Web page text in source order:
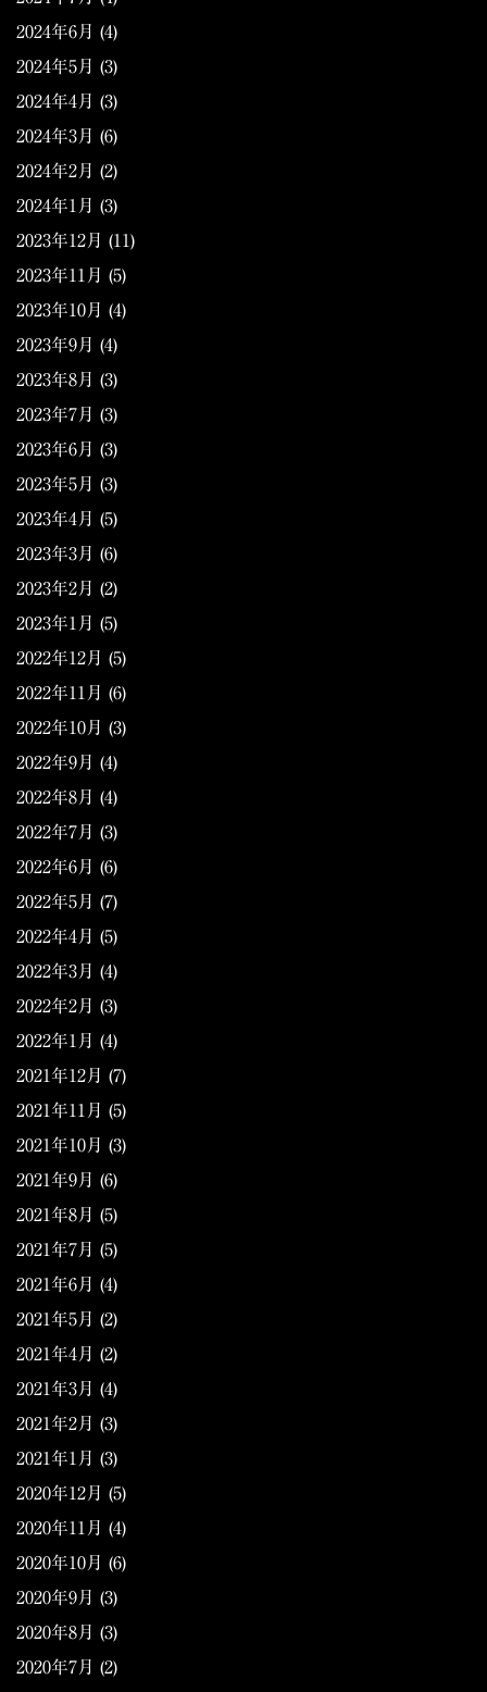
2024年6月 (4)
2024年5月 (3)
2024年4月 (3)
2024年3月 (6)
2024年2月 (2)
2024年1月 (3)
2023年12月 (11)
2023年11月 (5)
2023年10月 (4)
2023年9月 (4)
2023年8月 (3)
2023年7月 (3)
2023年6月 (3)
2023年5月 (3)
2023年4月 (5)
2023年3月 (6)
2023年2月 (2)
2023年1月 (5)
2022年12月 (5)
2022年11月 (6)
2022年10月 (3)
2022年9月 (4)
2022年8月 (4)
2022年7月 (3)
2022年6月 (6)
2022年5月 (7)
2022年4月 (5)
2022年3月 (4)
2022年2月 (3)
2022年1月 (4)
2021年12月 (7)
2021年11月 (5)
2021年10月 (3)
2021年9月 (6)
2021年8月 (5)
2021年7月 (5)
2021年6月 (4)
2021年5月 (2)
2021年4月 (2)
2021年3月 (4)
2021年2月 (3)
2021年1月 (3)
2020年12月 (5)
2020年11月 (4)
2020年10月 (6)
2020年9月 (3)
2020年8月 (3)
2020年7月 (2)